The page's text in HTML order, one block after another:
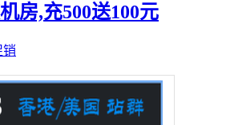
房,充500送100元
销